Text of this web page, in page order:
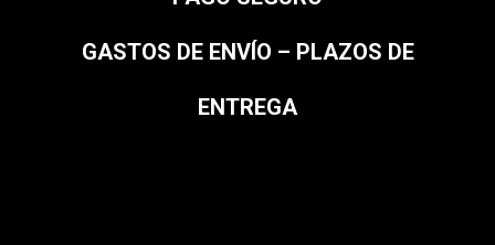
GASTOS DE ENVÍO – PLAZOS DE
ENTREGA